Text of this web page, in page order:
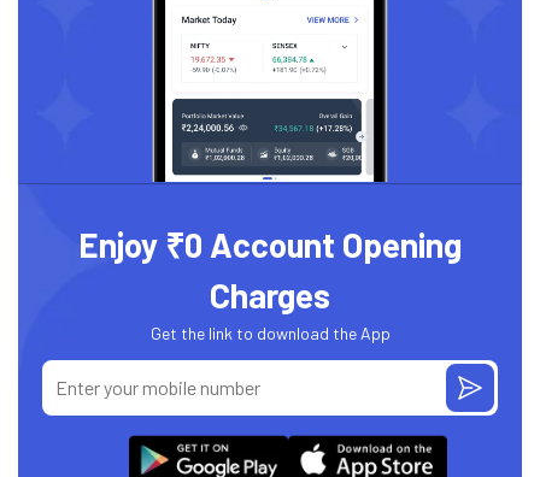
Enjoy ₹0 Account Opening
Charges
Get the link to download the App